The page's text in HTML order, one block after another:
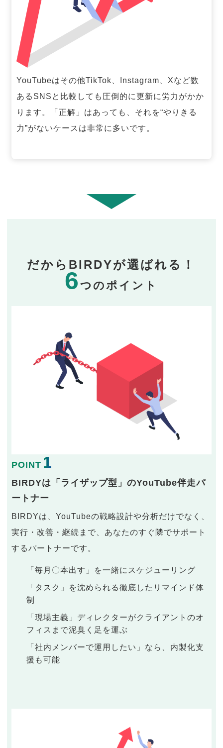
YouTubeはその他TikTok、Instagram、Xなど数
あるSNSと比較しても圧倒的に更新に労力がかか
ります。「正解」はあっても、それを“やりきる
力”がないケースは非常に多いです。
だからBIRDYが選ばれる！
6つのポイント
POINT 1
BIRDYは「ライザップ型」のYouTube伴走パ
ートナー
BIRDYは、YouTubeの戦略設計や分析だけでなく、
実行・改善・継続まで、あなたのすぐ隣でサポート
するパートナーです。
「毎月〇本出す」を一緒にスケジューリング
「タスク」を沈められる徹底したリマインド体
制
「現場主義」ディレクターがクライアントのオ
フィスまで泥臭く足を運ぶ
「社内メンバーで運用したい」なら、内製化支
援も可能